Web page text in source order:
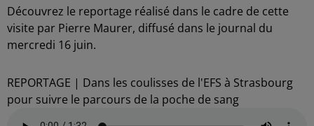
Découvrez le reportage réalisé dans le cadre de cette
visite par Pierre Maurer, diffusé dans le journal du
mercredi 16 juin.
REPORTAGE | Dans les coulisses de l'EFS à Strasbourg
pour suivre le parcours de la poche de sang